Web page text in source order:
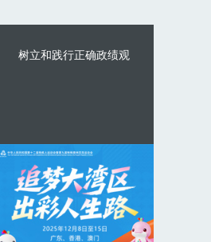
树立和践行正确政绩观